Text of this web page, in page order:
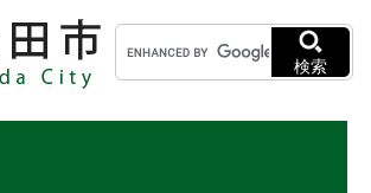
メニューを飛ばして本文へ
キ
ー
ワ
検索